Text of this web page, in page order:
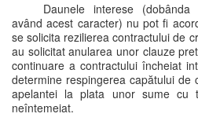
Daunele interese
având acest caracter) nu pot fi
se solicita rezilierea contractului de
au solicitat anularea unor clauze
continuare a contractului încheiat
determine respingerea capătului
apelantei la plata unor sume cu
neîntemeiat.